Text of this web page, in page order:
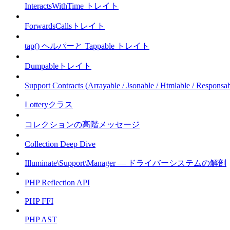
InteractsWithTime トレイト
ForwardsCallsトレイト
tap() ヘルパーと Tappable トレイト
Dumpableトレイト
Support Contracts (Arrayable / Jsonable / Htmlable /
Lotteryクラス
コレクションの高階メッセージ
Collection Deep Dive
Illuminate\Support\Manager — ドライバーシステムの解剖
PHP Reflection API
PHP FFI
PHP AST